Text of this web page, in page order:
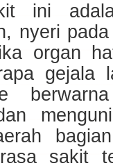
ini
nyeri
organ
gejala
sakit